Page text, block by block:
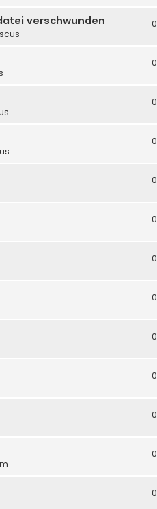
verschwunden 0
0
0
0
0
0
0
0
0
0
0
0
0